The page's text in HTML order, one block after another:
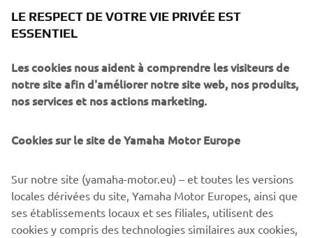
rigide, qui évacue rapidement l'eau de pluie, la piste est
praticable toute l'année. La surface sèche rapidement,
Les nombreux sauts naturels et artificiels permettent aux
débutants et aux pilotes expérimentés d'améliorer et de
perfectionner leurs techniques de saut.
Les inscriptions au MX Pro Tour se font auprès des
modèles Yamaha YZ sur notre site Web et contactez votre
concessionnaire Yamaha pour rouler sur la moto de vos
rêves.
LE RESPECT DE VOTRE VIE PRIVÉE EST
ESSENTIEL
Les cookies nous aident à comprendre les visiteurs de
notre site afin d'améliorer notre site web, nos produits,
nos services et nos actions marketing.
Cookies sur le site de Yamaha Motor Europe
Sur notre site (yamaha-motor.eu) – et toutes les versions
locales dérivées du site, Yamaha Motor Europes, ainsi que
ses établissements locaux et ses filiales, utilisent des
cookies y compris des technologies similaires aux cookies,